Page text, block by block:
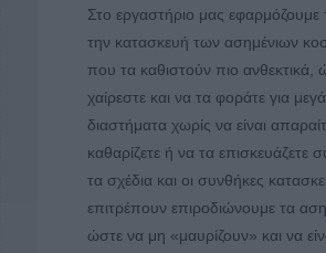
Στο εργαστήριο μας εφαρμόζουμε
την κατασκευή των ασημένιων
που τα καθιστούν πιο ανθεκτικά,
χαίρεστε και να τα φοράτε για
διαστήματα χωρίς να είναι
καθαρίζετε ή να τα επισκευάζετε
τα σχέδια και οι συνθήκες
επιτρέπουν επιροδιώνουμε τα
ώστε να μη «μαυρίζουν» και να